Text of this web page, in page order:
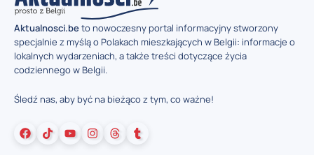
Aktualnosci.beto nowoczesny portal informacyjny stworzony
specjalnie z myślą o Polakach mieszkających w Belgii: informacje o
lokalnych wydarzeniach, a także treści dotyczące życia
codziennego w Belgii.
Śledź nas, aby być na bieżąco z tym, co ważne!